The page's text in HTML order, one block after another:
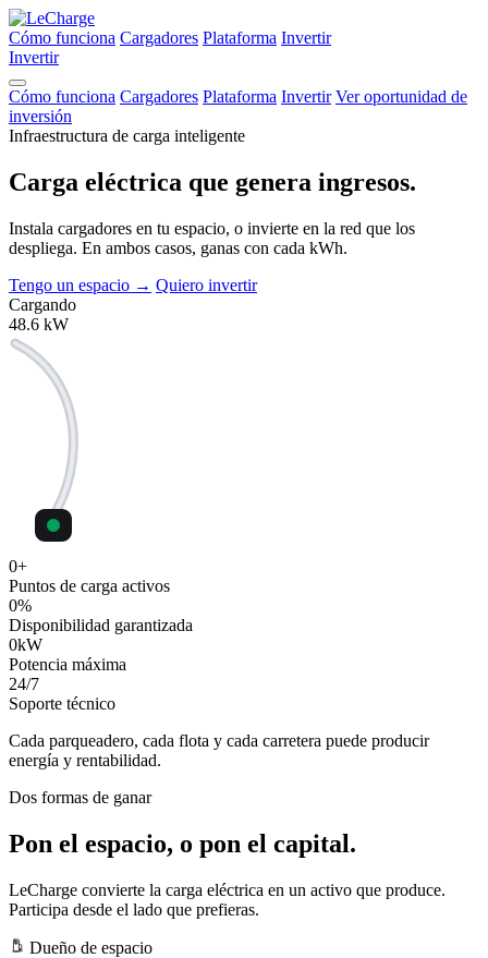
Cómo funciona Cargadores Plataforma Invertir
Invertir
Cómo funciona Cargadores Plataforma Invertir Ver oportunidad de
inversión
Infraestructura de carga inteligente
Carga eléctrica que genera ingresos.
Instala cargadores en tu espacio, o invierte en la red que los
despliega. En ambos casos, ganas con cada kWh.
Tengo un espacio → Quiero invertir
Cargando
48.6 kW
0+
Puntos de carga activos
0%
Disponibilidad garantizada
0kW
Potencia máxima
24/7
Soporte técnico
Cada parqueadero, cada flota y cada carretera puede producir
energía y rentabilidad.
Dos formas de ganar
Pon el espacio, o pon el capital.
LeCharge convierte la carga eléctrica en un activo que produce.
Participa desde el lado que prefieras.
Dueño de espacio